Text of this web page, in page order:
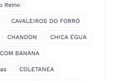
Reino
CAVALEIROS DO FORRÓ
CHANDON CHICA ÉGUA
BANANA
COLETANEA